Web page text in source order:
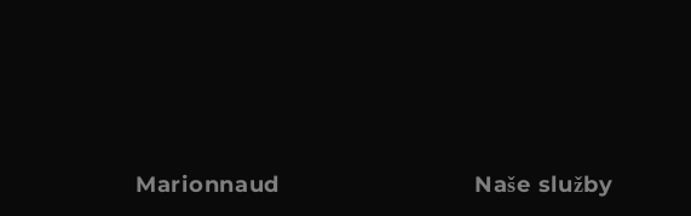
Marionnaud Naše služby